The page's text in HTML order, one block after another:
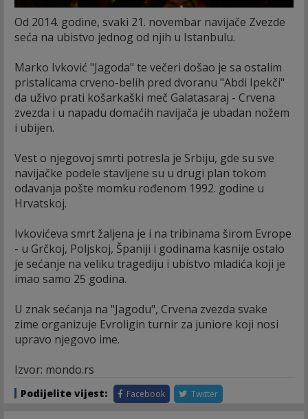
Od 2014. godine, svaki 21. novembar navijače Zvezde
seća na ubistvo jednog od njih u Istanbulu.
Marko Ivković "Jagoda" te večeri došao je sa ostalim
pristalicama crveno-belih pred dvoranu "Abdi Ipekči"
da uživo prati košarkaški meč Galatasaraj - Crvena
zvezda i u napadu domaćih navijača je ubadan nožem
i ubijen.
Vest o njegovoj smrti potresla je Srbiju, gde su sve
navijačke podele stavljene su u drugi plan tokom
odavanja pošte momku rođenom 1992. godine u
Hrvatskoj.
Ivkovićeva smrt žaljena je i na tribinama širom Evrope
- u Grčkoj, Poljskoj, Španiji i godinama kasnije ostalo
je sećanje na veliku tragediju i ubistvo mladića koji je
imao samo 25 godina.
U znak sećanja na "Jagodu", Crvena zvezda svake
zime organizuje Evroligin turnir za juniore koji nosi
upravo njegovo ime.
Izvor: mondo.rs
Podijelite vijest: Facebook Twitter